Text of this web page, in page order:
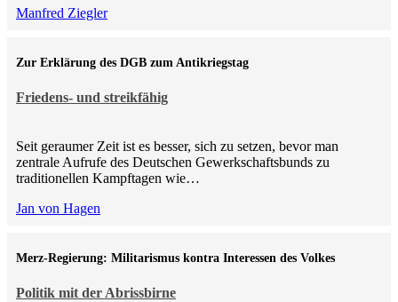
Manfred Ziegler
Friedens- und streikfähig
Zur Erklärung des DGB zum Antikriegstag
Seit geraumer Zeit ist es besser, sich zu setzen, bevor man
zentrale Aufrufe des Deutschen Gewerkschaftsbunds zu
traditionellen Kampftagen wie…
Jan von Hagen
Politik mit der Abrissbirne
Merz-Regierung: Militarismus kontra Inte­ressen des Volkes